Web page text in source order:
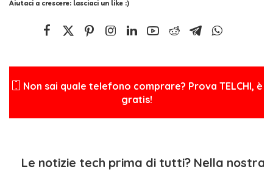
Aiutaci a crescere: lasciaci un like :)
Non sai quale telefono comprare? Prova TELCHI, è
gratis!
Le notizie tech prima di tutti? Nella nostra